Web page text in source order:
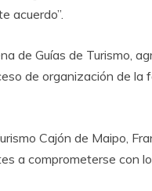
acuerdo”.
de Guías de Turismo,
de organización de la
Cajón de Maipo,
a comprometerse con